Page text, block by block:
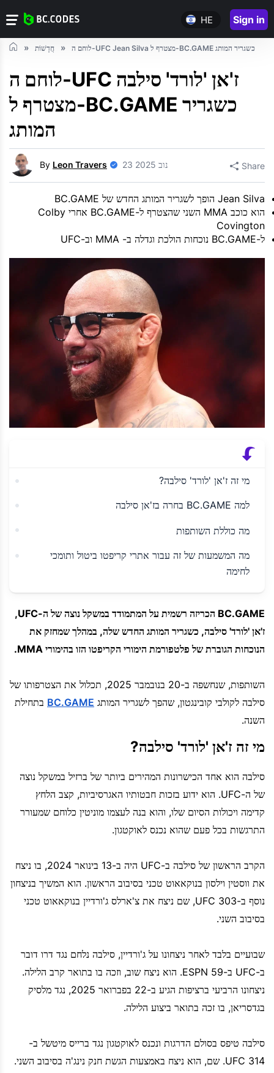
HE Sign in
חֲדָשׁוֹת לוחם ה-UFC Jean Silva מצטרף ל-BC.GAME כשגריר המותג
לוחם ה-UFC ז'אן 'לורד' סילבה
מצטרף ל-BC.GAME כשגריר
המותג
By Leon Travers 23 נוב 2025 Share
Jean Silva הופך לשגריר המותג החדש של BC.GAME
הוא כוכב MMA השני שהצטרף ל-BC.GAME אחרי Colby
Covington
ל-BC.GAME נוכחות הולכת וגדלה ב- MMA וב-UFC
מי זה ז'אן 'לורד' סילבה?
למה BC.GAME בחרה בז'אן סילבה
מה כוללת השותפות
מה המשמעות של זה עבור אתרי קריפטו ביטול ותומכי
לחימה
BC.GAME הכריזה רשמית על המתמודד במשקל נוצה של ה-UFC,
ז'אן 'לורד' סילבה, כשגריר המותג החדש שלה, במהלך שמחזק את
הנוכחות הגוברת של פלטפורמת הימורי הקריפטו הזו בהימורי MMA.
השותפות, שנחשפה ב-20 בנובמבר 2025, תכלול את הצטרפותו של
סילבה לקולבי קובינגטון, שהפך לשגריר המותג BC.GAME בתחילת
השנה.
מי זה ז'אן 'לורד' סילבה?
סילבה הוא אחד הכישרונות המהירים ביותר של ברזיל במשקל נוצה
של ה-UFC. הוא ידוע בזכות חבטותיו האגרסיביות, קצב הלחץ
קדימה ויכולות הסיום שלו, והוא בנה לעצמו מוניטין כלוחם שמעורר
התרגשות בכל פעם שהוא נכנס לאוקטגון.
הקרב הראשון של סילבה ב-UFC היה ב-13 בינואר 2024, בו ניצח
את ווסטין וילסון בנוקאאוט טכני בסיבוב הראשון. הוא המשיך בניצחון
נוסף ב-UFC 303, שם ניצח את צ'ארלס ג'ורדיין בנוקאאוט טכני
בסיבוב השני.
שבועיים בלבד לאחר ניצחונו על ג'ורדיין, סילבה נלחם נגד דרו דובר
ב-UFC ב-ESPN 59. הוא ניצח שוב, וזכה בו בתואר קרב הלילה.
ניצחונו הרביעי ברציפות הגיע ב-22 בפברואר 2025, נגד מלסיק
בגדסריאן, בו זכה בתואר ביצוע הלילה.
סילבה טיפס בסולם הדרגות ונכנס לאוקטגון נגד ברייס מיטשל ב-
UFC 314. שם, הוא ניצח באמצעות הגשת חנק נינג'ה בסיבוב השני.